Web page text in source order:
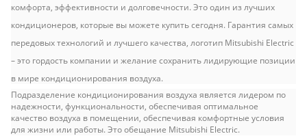
комфорта, эффективности и долговечности. Это один из лучших
кондиционеров, которые вы можете купить сегодня. Гарантия самых
передовых технологий и лучшего качества, логотип Mitsubishi Electric
– это гордость компании и желание сохранить лидирующие позиции
в мире кондиционирования воздуха.
Подразделение кондиционирования воздуха является лидером по
надежности, функциональности, обеспечивая оптимальное
качество воздуха в помещении, обеспечивая комфортные условия
для жизни или работы. Это обещание Mitsubishi Electric.